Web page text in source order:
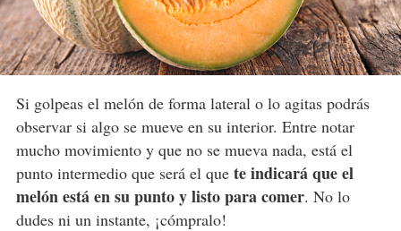
Si golpeas el melón de forma lateral o lo agitas podrás
observar si algo se mueve en su interior. Entre notar
mucho movimiento y que no se mueva nada, está el
punto intermedio que será el quete indicará que el
melón está en su punto y listo para comer. No lo
dudes ni un instante, ¡cómpralo!